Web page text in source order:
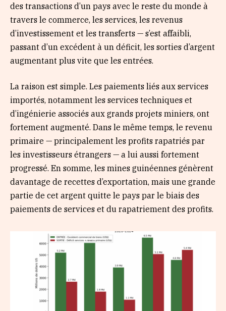
des transactions d’un pays avec le reste du monde à
travers le commerce, les services, les revenus
d’investissement et les transferts — s’est affaibli,
passant d’un excédent à un déficit, les sorties d’argent
augmentant plus vite que les entrées.
La raison est simple. Les paiements liés aux services
importés, notamment les services techniques et
d’ingénierie associés aux grands projets miniers, ont
fortement augmenté. Dans le même temps, le revenu
primaire — principalement les profits rapatriés par
les investisseurs étrangers — a lui aussi fortement
progressé. En somme, les mines guinéennes génèrent
davantage de recettes d’exportation, mais une grande
partie de cet argent quitte le pays par le biais des
paiements de services et du rapatriement des profits.